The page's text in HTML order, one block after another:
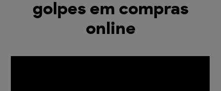
golpes em compras
online